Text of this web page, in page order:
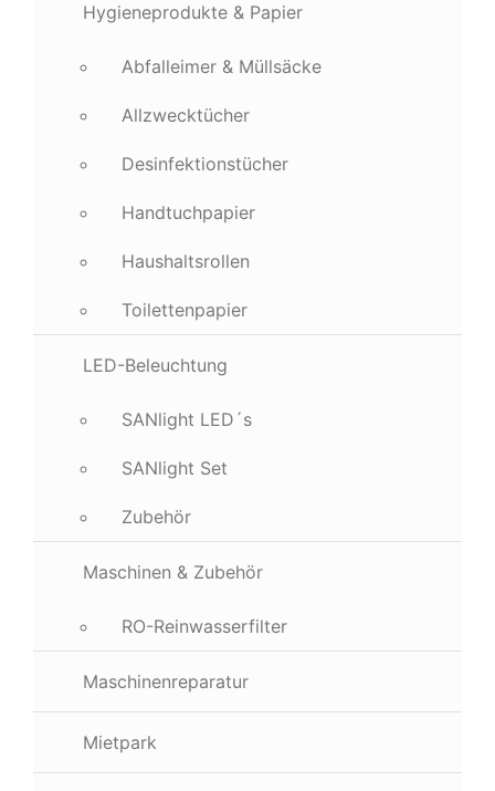
Hygieneprodukte & Papier
Abfalleimer & Müllsäcke
Allzwecktücher
Desinfektionstücher
Handtuchpapier
Haushaltsrollen
Toilettenpapier
LED-Beleuchtung
SANlight LED´s
SANlight Set
Zubehör
Maschinen & Zubehör
RO-Reinwasserfilter
Maschinenreparatur
Mietpark